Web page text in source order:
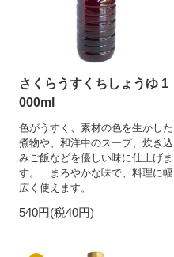
さくらうすくちしょうゆ 1
000ml
色がうすく、素材の色を生かした
煮物や、和洋中のスープ、炊き込
みご飯などを優しい味に仕上げま
す。 まろやかな味で、料理に幅
広く使えます。
540円(税40円)